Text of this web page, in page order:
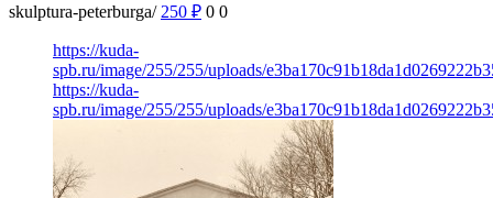
skulptura-peterburga/ 250 ₽ 0 0
https://kuda-
spb.ru/image/255/255/uploads/
https://kuda-
spb.ru/image/255/255/uploads/